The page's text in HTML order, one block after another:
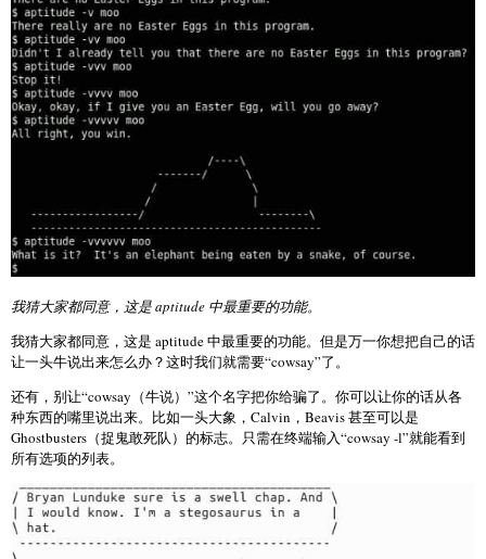
我猜大家都同意，这是 aptitude 中最重要的功能。
我猜大家都同意，这是 aptitude 中最重要的功能。但是万一你想把自己的话
让一头牛说出来怎么办？这时我们就需要“cowsay”了。
还有，别让“cowsay（牛说）”这个名字把你给骗了。你可以让你的话从各
种东西的嘴里说出来。比如一头大象，Calvin，Beavis 甚至可以是
Ghostbusters（捉鬼敢死队）的标志。只需在终端输入“cowsay -l”就能看到
所有选项的列表。